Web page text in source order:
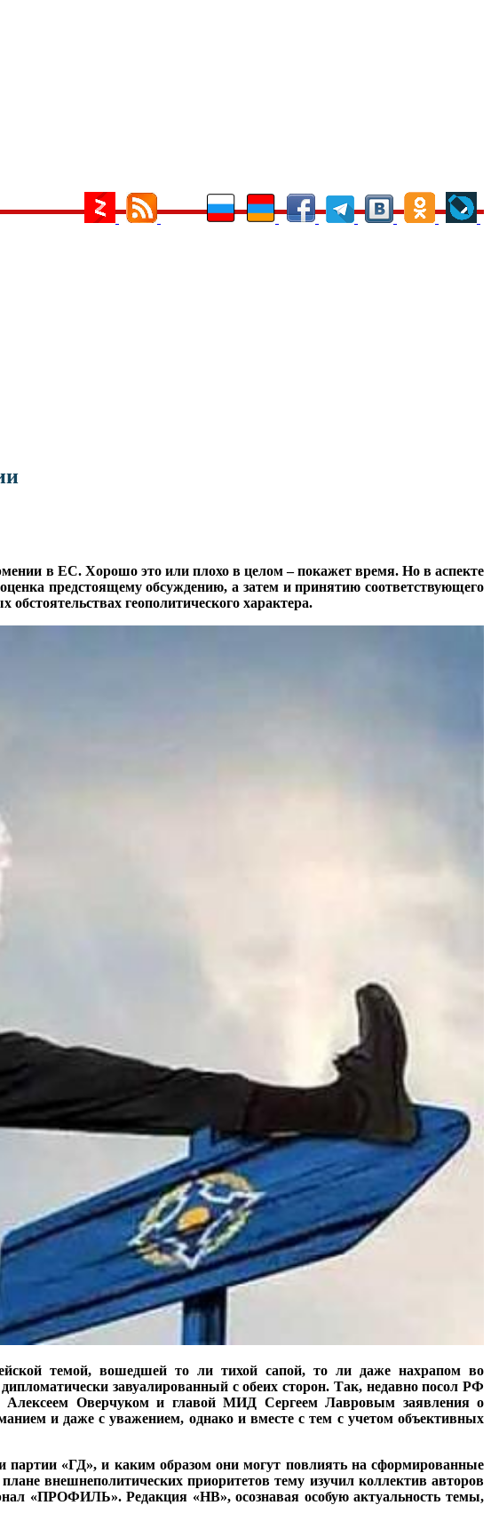
в ЕС. Хорошо это или плохо в целом – покажет время. Но в аспекте
предстоящему обсуждению, а затем и принятию соответствующего
геополитического характера.
темой, вошедшей то ли тихой сапой, то ли даже нахрапом во
завуалированный с обеих сторон. Так, недавно посол РФ
Алексеем Оверчуком и главой МИД Сергеем Лавровым заявления о
и даже с уважением, однако и вместе с тем с учетом объективных
«ГД», и каким образом они могут повлиять на сформированные
внешнеполитических приоритетов тему изучил коллектив авторов
«ПРОФИЛЬ». Редакция «НВ», осознавая особую актуальность темы,